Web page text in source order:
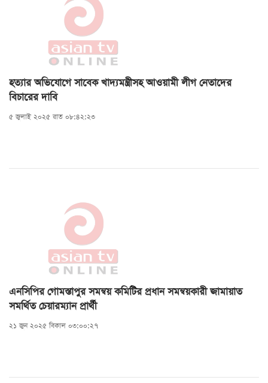
হত্যার অভিযোগে সাবেক খাদ্যমন্ত্রীসহ আওয়ামী লীগ নেতাদের
বিচারের দাবি
৫ জুলাই ২০২৫ রাত ০৮:৪২:২৩
এনসিপির গোমস্তাপুর সমন্বয় কমিটির প্রধান সমন্বয়কারী জামায়াত
সমর্থিত চেয়ারম্যান প্রার্থী
২১ জুন ২০২৫ বিকাল ০৩:০০:২৭